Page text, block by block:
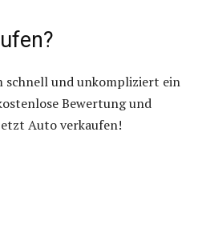
schnell und unkompliziert ein
Bewertung und
Auto verkaufen!